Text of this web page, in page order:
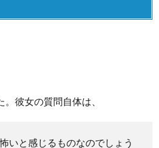
彼女の質問自体は、
いと感じるものなのでしょう